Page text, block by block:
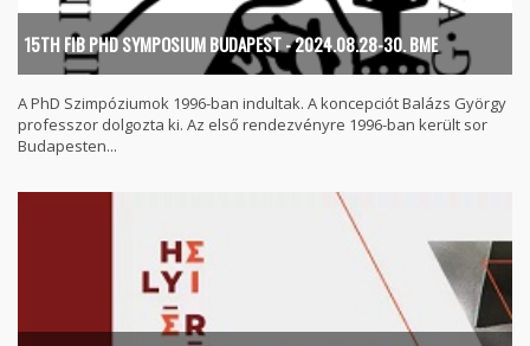
15TH FIB PHD SYMPOSIUM BUDAPEST - 2024.08.28-30. BME
A PhD Szimpóziumok 1996-ban indultak. A koncepciót Balázs György
professzor dolgozta ki. Az első rendezvényre 1996-ban került sor
Budapesten...